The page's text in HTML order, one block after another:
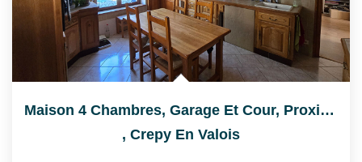
Maison 4 Chambres, Garage Et Cour, Proximité Immédiate...
, Crepy En Valois